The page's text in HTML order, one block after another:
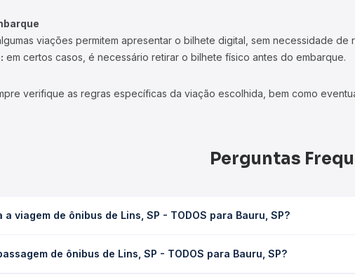
viações permitem apresentar o bilhete digital, sem necessidade de
em certos casos, é necessário retirar o bilhete físico antes do embarque.
verifique as regras específicas da viação escolhida, bem como
Perguntas
a viagem de ônibus de Lins, SP - TODOS para Bauru, SP?
Na Quero Passagem você consulta os horários disponíveis e vê a
de ônibus de Lins, SP - TODOS para Bauru, SP?